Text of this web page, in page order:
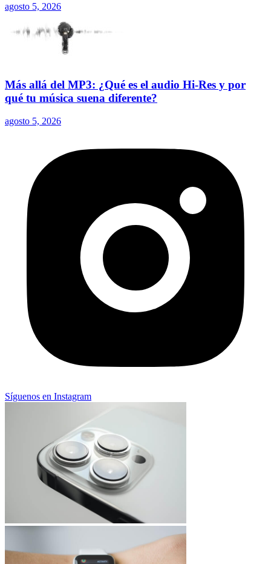
agosto 5, 2026
Más allá del MP3: ¿Qué es el audio Hi-Res y por
qué tu música suena diferente?
agosto 5, 2026
Síguenos en Instagram